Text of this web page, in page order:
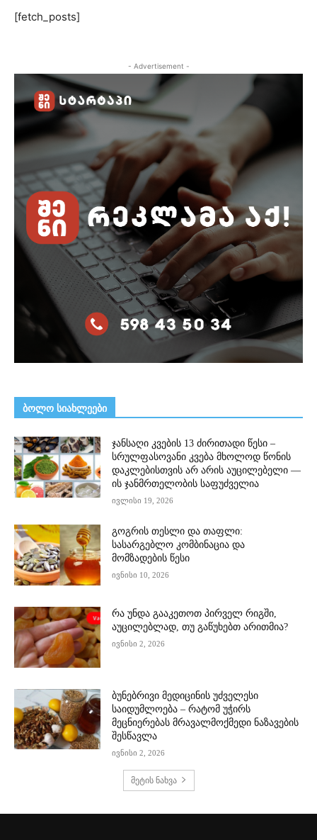
[fetch_posts]
- Advertisement -
ᲑᲝᲚᲝ ᲡᲘᲐᲮᲚᲔᲔᲑᲘ
ჯანსაღი კვების 13 ძირითადი წესი –
სრულფასოვანი კვება მხოლოდ წონის
დაკლებისთვის არ არის აუცილებელი —
ის ჯანმრთელობის საფუძველია
ივლისი 19, 2026
გოგრის თესლი და თაფლი:
სასარგებლო კომბინაცია და
მომზადების წესი
ივნისი 10, 2026
რა უნდა გააკეთოთ პირველ რიგში,
აუცილებლად, თუ გაწუხებთ არითმია?
ივნისი 2, 2026
ბუნებრივი მედიცინის უძველესი
საიდუმლოება – რატომ უჭირს
მეცნიერებას მრავალმოქმედი ნაზავების
შესწავლა
ივნისი 2, 2026
მეტის ნახვა